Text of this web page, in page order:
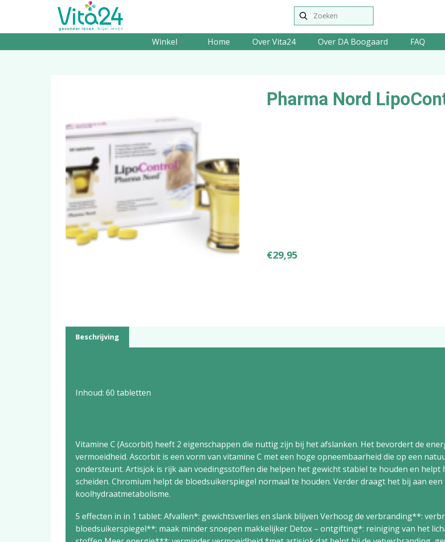
Winkel Home Over Vita24 Over DA Boogaard FAQ
Pharma Nord
€29,95
Beschrijving
Inhoud: 60 tabletten
Vitamine C (Ascorbit) heeft 2 eigenschappen die nuttig zijn bij het afslanken. Het bevordert de
vermoeidheid. Ascorbit is een vorm van vitamine C met een hoge opneembaarheid die op een
ondersteunt. Artisjok is rijk aan voedingsstoffen die helpen het gewicht stabiel te houden en
scheiden. Chromium helpt de bloedsuikerspiegel normaal te houden. Verder draagt het bij aan
koolhydraatmetabolisme.
5 effecten in in 1 tablet: Afvallen*: gewichtsverlies en slank blijven Verhoog de verbranding**:
bloedsuikerspiegel**: maak minder snoepen makkelijker Detox – ontgifting*: reiniging van het